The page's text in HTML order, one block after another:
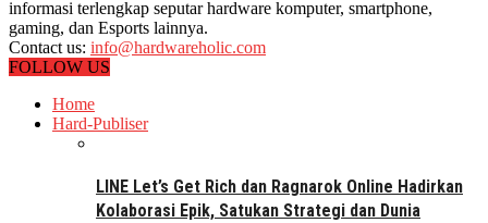
informasi terlengkap seputar hardware komputer, smartphone,
gaming, dan Esports lainnya.
Contact us: info@hardwareholic.com
FOLLOW US
Home
Hard-Publiser
LINE Let’s Get Rich dan Ragnarok Online Hadirkan
Kolaborasi Epik, Satukan Strategi dan Dunia